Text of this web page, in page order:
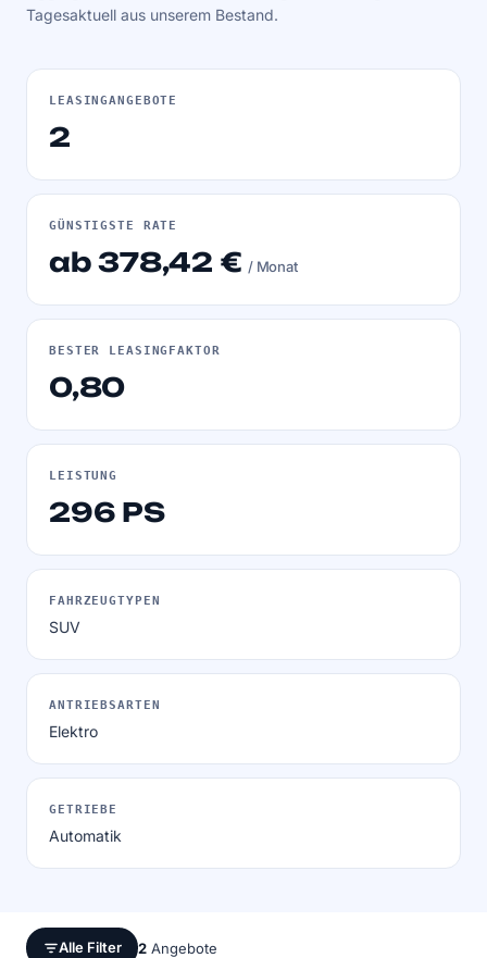
Tagesaktuell aus unserem Bestand.
LEASINGANGEBOTE
2
GÜNSTIGSTE RATE
ab 378,42 €/ Monat
BESTER LEASINGFAKTOR
0,80
LEISTUNG
296 PS
FAHRZEUGTYPEN
SUV
ANTRIEBSARTEN
Elektro
GETRIEBE
Automatik
Alle Filter 2 Angebote